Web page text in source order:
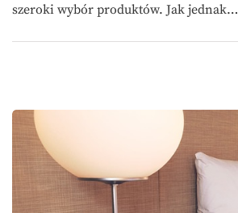
szeroki wybór produktów. Jak jednak…